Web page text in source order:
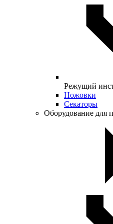
Режущий
Ножовки
Секаторы
Оборудование для